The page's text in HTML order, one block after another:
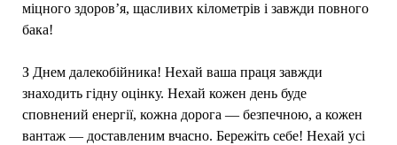
міцного здоров’я, щасливих кілометрів і завжди повного
бака!
З Днем далекобійника! Нехай ваша праця завжди
знаходить гідну оцінку. Нехай кожен день буде
сповнений енергії, кожна дорога — безпечною, а кожен
вантаж — доставленим вчасно. Бережіть себе! Нехай усі